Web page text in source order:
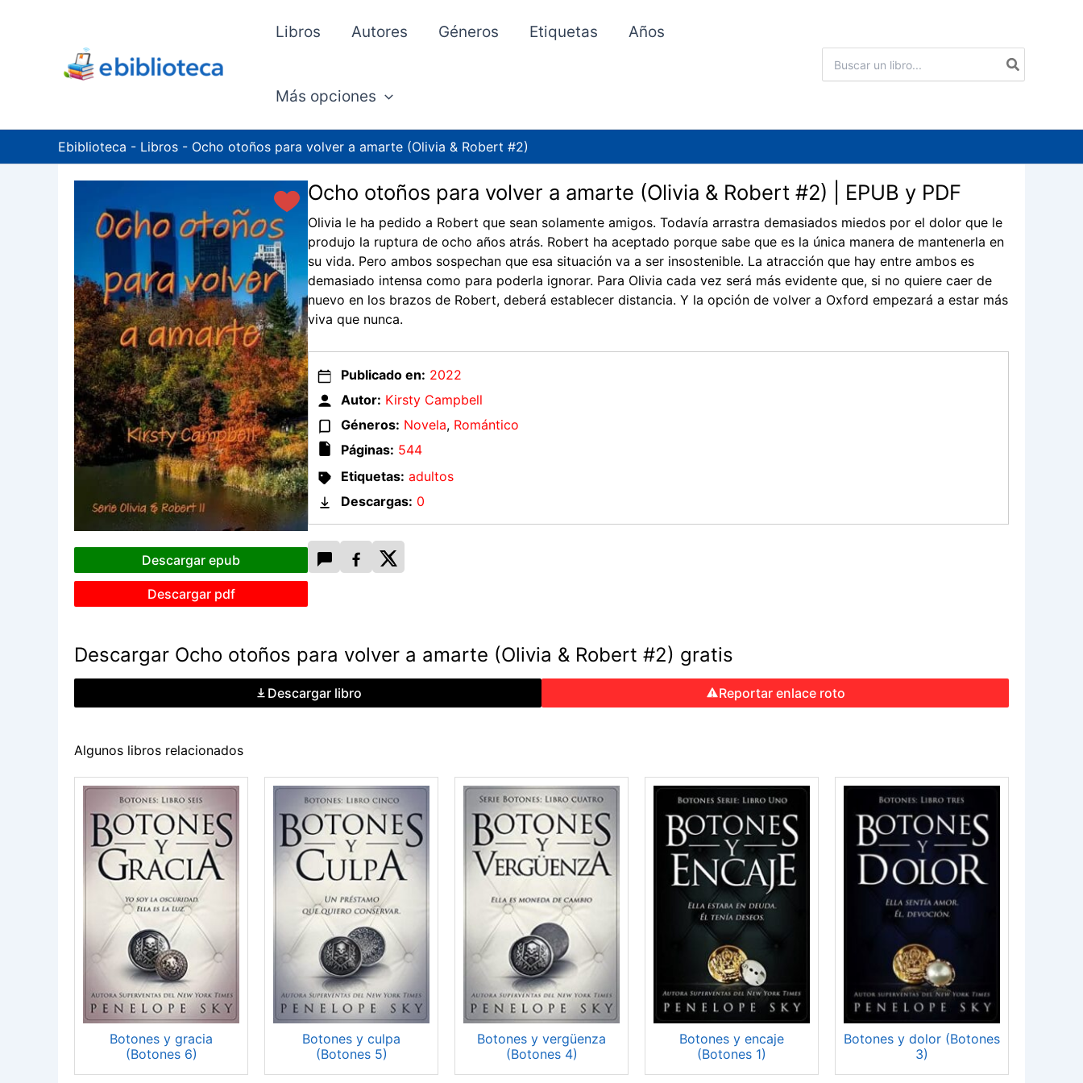
Libros Autores Géneros Etiquetas Años
Más opciones
por:
Ebiblioteca - Libros - Ocho otoños para volver a amarte (Olivia & Robert #2)
Descargar epub
Descargar pdf
Ocho otoños para volver a amarte (Olivia & Robert #2) | EPUB y PDF
Olivia le ha pedido a Robert que sean solamente amigos. Todavía arrastra demasiados miedos por el dolor que le
produjo la ruptura de ocho años atrás. Robert ha aceptado porque sabe que es la única manera de mantenerla en
su vida. Pero ambos sospechan que esa situación va a ser insostenible. La atracción que hay entre ambos es
demasiado intensa como para poderla ignorar. Para Olivia cada vez será más evidente que, si no quiere caer de
nuevo en los brazos de Robert, deberá establecer distancia. Y la opción de volver a Oxford empezará a estar más
viva que nunca.
Publicado en: 2022
Autor: Kirsty Campbell
Géneros: Novela, Romántico
Páginas: 544
Etiquetas: adultos
Descargas: 0
Descargar Ocho otoños para volver a amarte (Olivia & Robert #2) gratis
Descargar libro Reportar enlace roto
Algunos libros relacionados
Botones y gracia
(Botones 6)
Botones y culpa
(Botones 5)
Botones y vergüenza
(Botones 4)
Botones y encaje
(Botones 1)
Botones y dolor (Botones
3)